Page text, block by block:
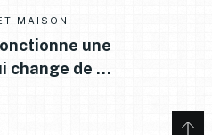
MAISON
une
change de …